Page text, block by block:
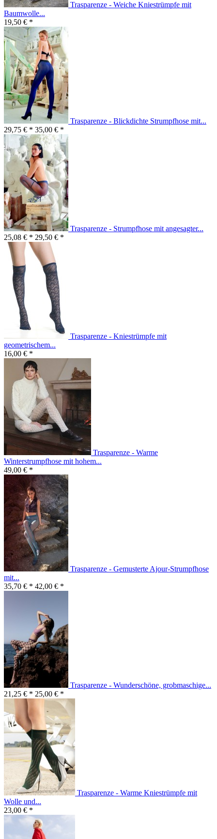
Trasparenze - Weiche Kniestrümpfe mit
Baumwolle...
19,50 € *
Trasparenze - Blickdichte Strumpfhose mit...
29,75 € * 35,00 € *
Trasparenze - Strumpfhose mit angesagter...
25,08 € * 29,50 € *
Trasparenze - Kniestrümpfe mit
geometrischem...
16,00 € *
Trasparenze - Warme
Winterstrumpfhose mit hohem...
49,00 € *
Trasparenze - Gemusterte Ajour-Strumpfhose
mit...
35,70 € * 42,00 € *
Trasparenze - Wunderschöne, grobmaschige...
21,25 € * 25,00 € *
Trasparenze - Warme Kniestrümpfe mit
Wolle und...
23,00 € *